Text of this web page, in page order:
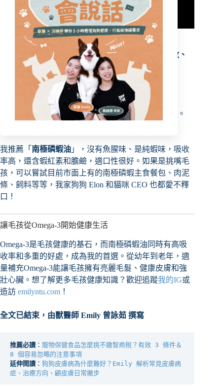
如何挑選Omega-3產品？獸醫師的建議
面對眾多Omega-3產品，我的建議是：
好吃、好吸收、
好消化，還要有加分項：
：毛孩不吃，再好也沒用。
好吸收
：高吸收率才能真正發揮作用。
好消化
：避免腸胃負擔，特別對敏感毛孩重要。
我推薦「 南極磷蝦油 」，沒有魚腥味、是純蝦味，吸收
率高，還含蝦紅素和膽鹼，適口性很好。如果是挑嘴毛
孩，可以嘗試目前市面上有的南極磷蝦主食餐包、肉泥
條、飼料等等，我家狗狗 Elon 和貓咪 CEO 也都愛不釋
口！
讓毛孩從Omega-3開始健康生活
Omega-3是毛孩健康的基石，而南極磷蝦油同時有高吸
收率和多重的好處，成為我的首選。從幼年到老年，適
量補充Omega-3能讓毛孩擁有亮麗毛髮、健康皮膚和強
壯心臟。想了解更多毛孩健康知識？歡迎追蹤我的IG或
造訪 emilyntu.com ！
全文已結束，由獸醫師 Emily 曾詠茹 撰寫
推薦必讀 ： 寵物保健食品怎麼挑不繳智商稅？有效 3 條件＆
8 個容易忽略的注意事項
延伸閱讀 ： 狗狗皮膚病為什麼難好？Emily 解析常見皮膚病
症、治療方向、顧皮膚日常撇步